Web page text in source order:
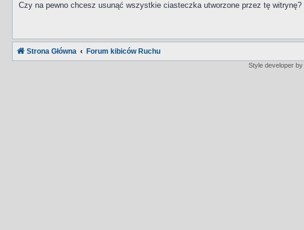
Czy na pewno chcesz usunąć wszystkie ciasteczka utworzone przez tę witrynę?
Strona Główna Forum kibiców Ruchu
Style developer by